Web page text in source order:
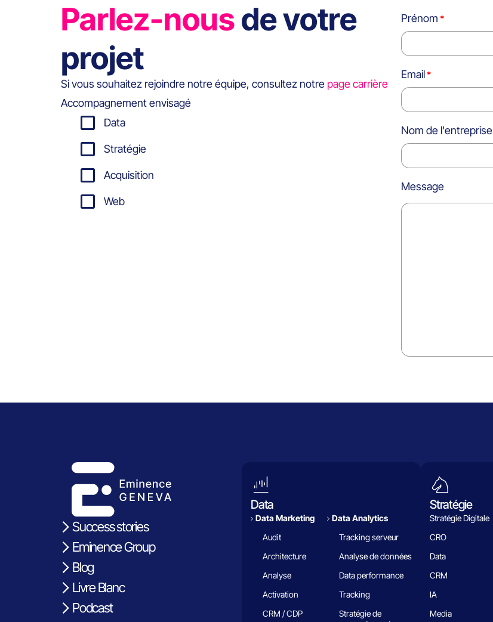
Parlez-nousde votre
projet
Si vous souhaitez rejoindre notre équipe, consultez notre page carrière
Accompagnement envisagé
Data
Stratégie
Acquisition
Web
Prénom
Email
Nom de l'entreprise
Message
Success stories
Eminence Group
Blog
Livre Blanc
Podcast
Data
Data Marketing
Audit
Architecture
Analyse
Activation
CRM / CDP
Data Analytics​
Tracking serveur
Analyse de données
Data performance
Tracking
Stratégie de
Stratégie
Stratégie Digitale
CRO
Data
CRM
IA
Media